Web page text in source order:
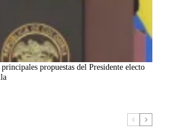
propuestas del Presidente electo